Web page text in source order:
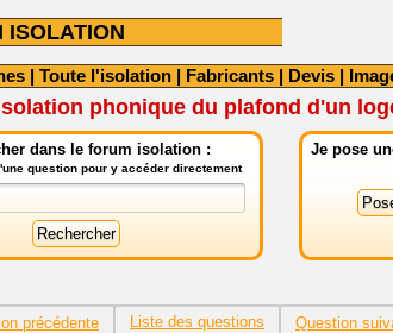
ISOLATION
| Toute l'isolation | Fabricants | Devis |
phonique du plafond d'un
dans le forum isolation :
question pour y accéder directement
Je pose
précédente Liste des questions Question